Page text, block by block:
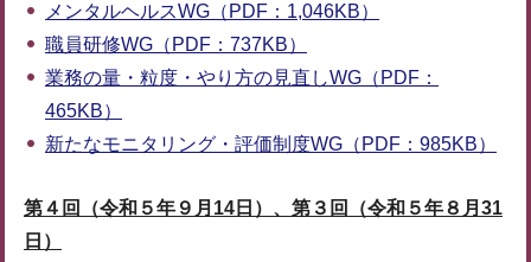
メンタルヘルスWG（PDF：1,046KB）
職員研修WG（PDF：737KB）
業務の量・粒度・やり方の見直しWG（PDF：
465KB）
新たなモニタリング・評価制度WG（PDF：985KB）
第４回（令和５年９月14日）、第３回（令和５年８月31
日）